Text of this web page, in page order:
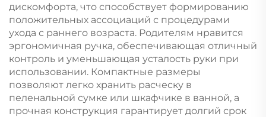
дискомфорта, что способствует формированию
положительных ассоциаций с процедурами
ухода с раннего возраста. Родителям нравится
эргономичная ручка, обеспечивающая отличный
контроль и уменьшающая усталость руки при
использовании. Компактные размеры
позволяют легко хранить расческу в
пеленальной сумке или шкафчике в ванной, а
прочная конструкция гарантирует долгий срок